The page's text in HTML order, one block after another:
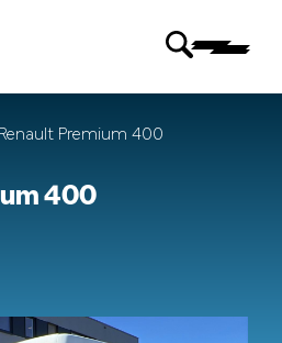
400
Premium 400